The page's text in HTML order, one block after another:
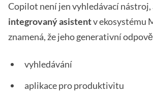
Copilot není jen vyhledávací nástroj,
integrovaný asistentv ekosystému
znamená, že jeho generativní
vyhledávání
aplikace pro produktivitu